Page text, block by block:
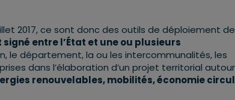
2017, ce sont donc des outils de déploiement
entre l’État et une ou plusieurs
le département, la ou les intercommunalités, les
dans l’élaboration d’un projet territorial autour
renouvelables, mobilités, économie